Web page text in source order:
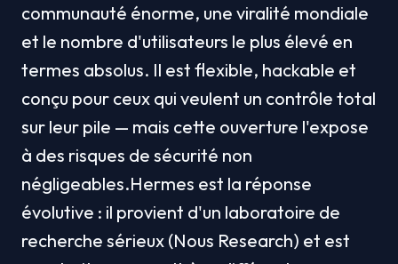
communauté énorme, une viralité mondiale
et le nombre d'utilisateurs le plus élevé en
termes absolus. Il est flexible, hackable et
conçu pour ceux qui veulent un contrôle total
sur leur pile — mais cette ouverture l'expose
à des risques de sécurité non
négligeables.Hermes est la réponse
évolutive : il provient d'un laboratoire de
recherche sérieux (Nous Research) et est